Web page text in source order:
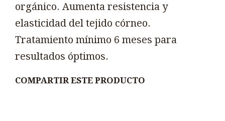
orgánico. Aumenta resistencia y
elasticidad del tejido córneo.
Tratamiento mínimo 6 meses para
resultados óptimos.
COMPARTIR ESTE PRODUCTO